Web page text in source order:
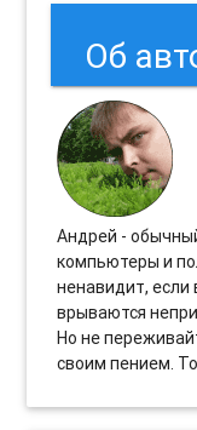
Об
Андрей -
компьютеры и
ненавидит,
врываются
Но не
своим пением.